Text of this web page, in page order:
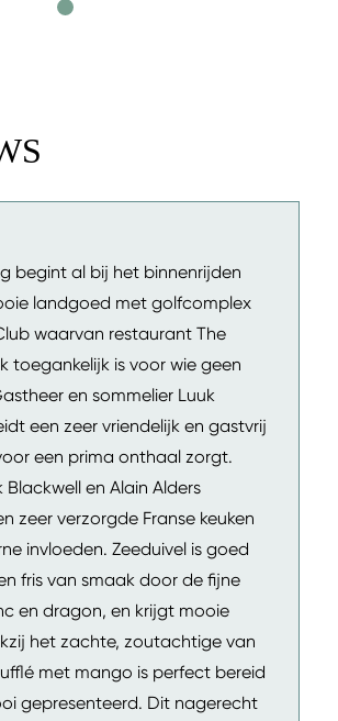
begint al bij het binnenrijden
landgoed met golfcomplex
waarvan restaurant The
toegankelijk is voor wie geen
en sommelier Luuk
een zeer vriendelijk en gastvrij
een prima onthaal zorgt.
en Alain Alders
zeer verzorgde Franse keuken
invloeden. Zeeduivel is goed
fris van smaak door de fijne
en dragon, en krijgt mooie
het zachte, zoutachtige van
met mango is perfect bereid
gepresenteerd. Dit nagerecht